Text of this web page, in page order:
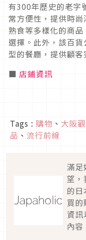
有300年歷史的老字
常方便性，提供時
熟食等多樣化的商
選擇。此外，該百
型的餐廳，提供顧客
■ 店鋪資訊
Tags : 購物 、 大阪
品 、 流行前線
滿
望，
的
買
資
內容